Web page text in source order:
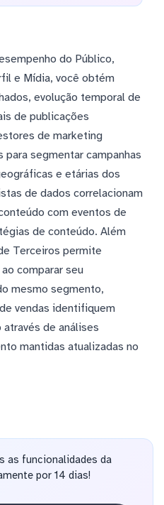
do Público,
e Mídia, você obtém
evolução temporal de
de publicações
de marketing
segmentar campanhas
e etárias dos
de dados correlacionam
com eventos de
de conteúdo. Além
Terceiros permite
comparar seu
mesmo segmento,
vendas identifiquem
de análises
mantidas atualizadas no
as funcionalidades da
por 14 dias!